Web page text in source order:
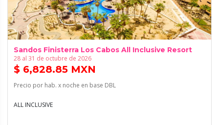
Sandos Finisterra Los Cabos All Inclusive Resort
28 al 31 de octubre de 2026
$ 6,828.85 MXN
Precio por hab. x noche en base DBL
ALL INCLUSIVE